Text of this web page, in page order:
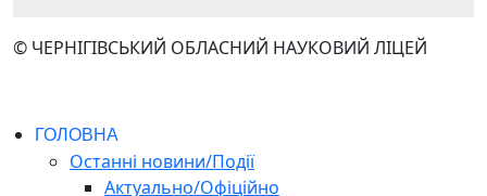
© ЧЕРНІГІВСЬКИЙ ОБЛАСНИЙ НАУКОВИЙ ЛІЦЕЙ
ГОЛОВНА
Останні новини/Події
Актуально/Офіційно